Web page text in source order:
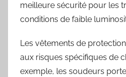
meilleure sécurité pour les
conditions de faible
Les vêtements de
aux risques spécifiques de
exemple, les soudeurs